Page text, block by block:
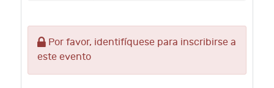
Por favor, identifíquese para inscribirse a
este evento